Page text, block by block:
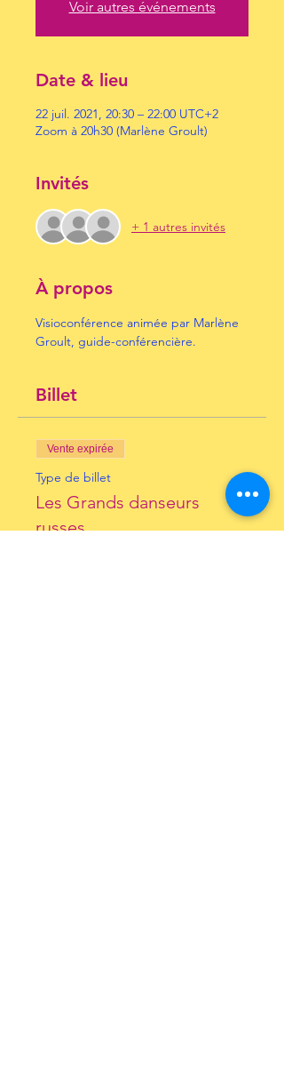
Voir autres événements
Date & lieu
22 juil. 2021, 20:30 – 22:00 UTC+2
Zoom à 20h30 (Marlène Groult)
Invités
+ 1 autres invités
À propos
Visioconférence animée par Marlène
Groult, guide-conférencière.
Billet
Vente expirée
Type de billet
Les Grands danseurs
russes